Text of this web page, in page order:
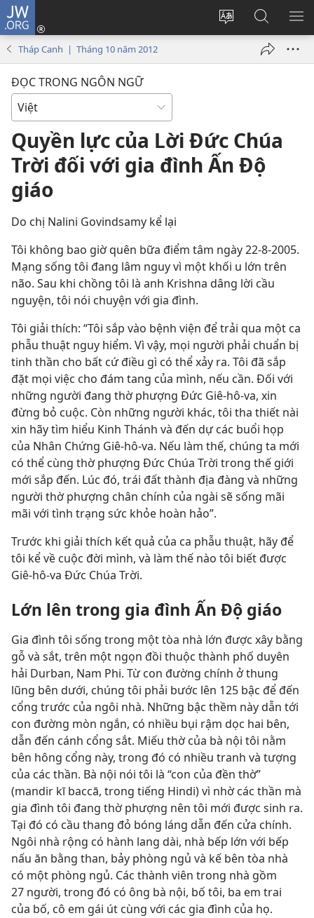
JW.ORG
Thay
Đăng
nhập
Tìm
kiếm
JW.ORG
Tháp Canh | Tháng 10 năm 2012
ĐỌC TRONG NGÔN NGỮ
Quyền lực của Lời Đức Chúa
Trời đối với gia đình Ấn Độ
giáo
Do chị Nalini Govindsamy kể lại
Tôi không bao giờ quên bữa điểm tâm ngày 22-8-2005.
Mạng sống tôi đang lâm nguy vì một khối u lớn trên
não. Sau khi chồng tôi là anh Krishna dâng lời cầu
nguyện, tôi nói chuyện với gia đình.
Tôi giải thích: “Tôi sắp vào bệnh viện để trải qua một ca
phẫu thuật nguy hiểm. Vì vậy, mọi người phải chuẩn bị
tinh thần cho bất cứ điều gì có thể xảy ra. Tôi đã sắp
đặt mọi việc cho đám tang của mình, nếu cần. Đối với
những người đang thờ phượng Đức Giê-hô-va, xin
đừng bỏ cuộc. Còn những người khác, tôi tha thiết nài
xin hãy tìm hiểu Kinh Thánh và đến dự các buổi họp
của Nhân Chứng Giê-hô-va. Nếu làm thế, chúng ta mới
có thể cùng thờ phượng Đức Chúa Trời trong thế giới
mới sắp đến. Lúc đó, trái đất thành địa đàng và những
người thờ phượng chân chính của ngài sẽ sống mãi
mãi với tình trạng sức khỏe hoàn hảo”.
Trước khi giải thích kết quả của ca phẫu thuật, hãy để
tôi kể về cuộc đời mình, và làm thế nào tôi biết được
Giê-hô-va Đức Chúa Trời.
Lớn lên trong gia đình Ấn Độ giáo
Gia đình tôi sống trong một tòa nhà lớn được xây bằng
gỗ và sắt, trên một ngọn đồi thuộc thành phố duyên
hải Durban, Nam Phi. Từ con đường chính ở thung
lũng bên dưới, chúng tôi phải bước lên 125 bậc để đến
cổng trước của ngôi nhà. Những bậc thềm này dẫn tới
con đường mòn ngắn, có nhiều bụi rậm dọc hai bên,
dẫn đến cánh cổng sắt. Miếu thờ của bà nội tôi nằm
bên hông cổng này, trong đó có nhiều tranh và tượng
của các thần. Bà nội nói tôi là “con của đền thờ”
(mandir kī baccā, trong tiếng Hindi) vì nhờ các thần mà
gia đình tôi đang thờ phượng nên tôi mới được sinh ra.
Tại đó có cầu thang đỏ bóng láng dẫn đến cửa chính.
Ngôi nhà rộng có hành lang dài, nhà bếp lớn với bếp
nấu ăn bằng than, bảy phòng ngủ và kế bên tòa nhà
có một phòng ngủ. Các thành viên trong nhà gồm
27 người, trong đó có ông bà nội, bố tôi, ba em trai
của bố, cô em gái út cùng với các gia đình của họ.